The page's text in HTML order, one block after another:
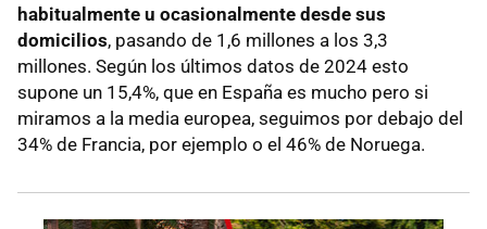
habitualmente u ocasionalmente desde sus
domicilios, pasando de 1,6 millones a los 3,3
millones. Según los últimos datos de 2024 esto
supone un 15,4%, que en España es mucho pero si
miramos a la media europea, seguimos por debajo del
34% de Francia, por ejemplo o el 46% de Noruega.